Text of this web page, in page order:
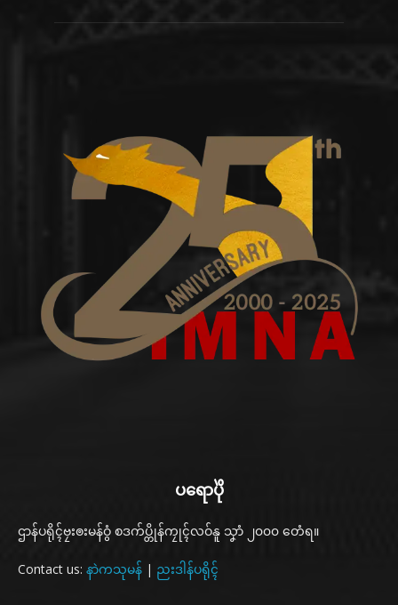
ပရောပိုဲ
ဌာန်ပရိုၚ်ဗၠးၜးမန်ဝွံ စဒက်ပ္တိုန်ကၠုၚ်လဝ်နူ သၞာံ ၂၀၀၀ တေံရ။
Contact us: နာဲကသုမန် | ညးဒါန်ပရိုၚ်